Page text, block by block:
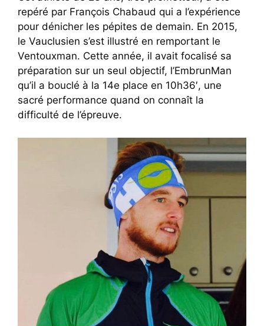
repéré par François Chabaud qui a l’expérience
pour dénicher les pépites de demain. En 2015,
le Vauclusien s’est illustré en remportant le
Ventouxman. Cette année, il avait focalisé sa
préparation sur un seul objectif, l’EmbrunMan
qu’il a bouclé à la 14e place en 10h36′, une
sacré performance quand on connaît la
difficulté de l’épreuve.